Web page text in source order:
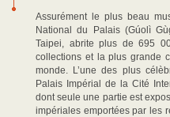
Assurément le plus beau
National du Palais (Gúolì
Taipei, abrite plus de 695
collections et la plus grande
monde. L’une des plus
Palais Impérial de la Cité
dont seule une partie est
impériales emportées par les